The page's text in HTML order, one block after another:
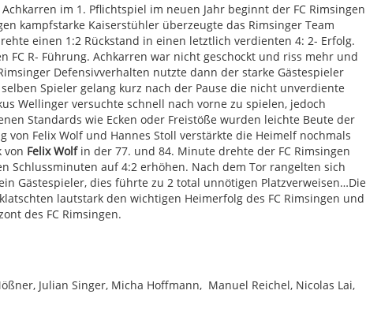
im 1. Pflichtspiel im neuen Jahr beginnt der FC Rimsingen
kampfstarke Kaiserstühler überzeugte das Rimsinger Team
einen 1:2 Rückstand in einen letztlich verdienten 4: 2- Erfolg.
R- Führung. Achkarren war nicht geschockt und riss mehr und
Defensivverhalten nutzte dann der starke Gästespieler
Spieler gelang kurz nach der Pause die nicht unverdiente
Wellinger versuchte schnell nach vorne zu spielen, jedoch
Standards wie Ecken oder Freistöße wurden leichte Beute der
Felix Wolf und Hannes Stoll verstärkte die Heimelf nochmals
von Felix Wolfin der 77. und 84. Minute drehte der FC Rimsingen
Schlussminuten auf 4:2 erhöhen. Nach dem Tor rangelten sich
Gästespieler, dies führte zu 2 total unnötigen Platzverweisen…Die
lautstark den wichtigen Heimerfolg des FC Rimsingen und
des FC Rimsingen.
Julian Singer, Micha Hoffmann, Manuel Reichel, Nicolas Lai,